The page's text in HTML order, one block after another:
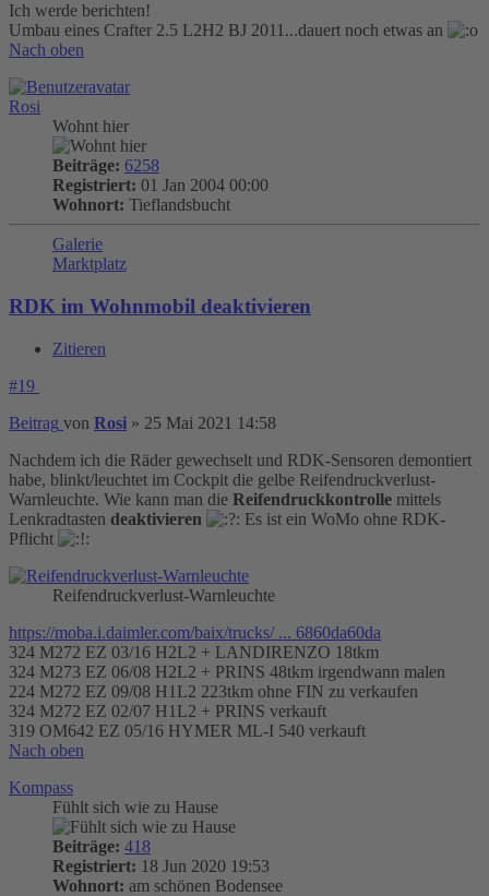
Ich werde berichten!
Umbau eines Crafter 2.5 L2H2 BJ 2011...dauert noch etwas an
Nach oben
Rosi
Wohnt hier
Beiträge: 6258
Registriert: 01 Jan 2004 00:00
Wohnort: Tieflandsbucht
Galerie
Marktplatz
RDK im Wohnmobil deaktivieren
Zitieren
#19
Beitrag von Rosi » 25 Mai 2021 14:58
Nachdem ich die Räder gewechselt und RDK-Sensoren demontiert
habe, blinkt/leuchtet im Cockpit die gelbe Reifendruckverlust-
Warnleuchte. Wie kann man die Reifendruckkontrolle mittels
Lenkradtasten deaktivieren
Es ist ein WoMo ohne RDK-
Pflicht
Reifendruckverlust-Warnleuchte
https://moba.i.daimler.com/baix/trucks/ ... 6860da60da
324 M272 EZ 03/16 H2L2 + LANDIRENZO 18tkm
324 M273 EZ 06/08 H2L2 + PRINS 48tkm irgendwann malen
224 M272 EZ 09/08 H1L2 223tkm ohne FIN zu verkaufen
324 M272 EZ 02/07 H1L2 + PRINS verkauft
319 OM642 EZ 05/16 HYMER ML-I 540 verkauft
Nach oben
Kompass
Fühlt sich wie zu Hause
Beiträge: 418
Registriert: 18 Jun 2020 19:53
Wohnort: am schönen Bodensee